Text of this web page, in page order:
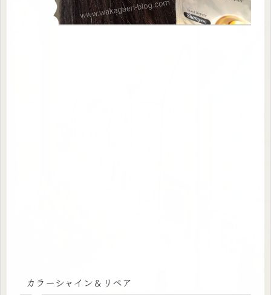
カラーシャイン＆リペア